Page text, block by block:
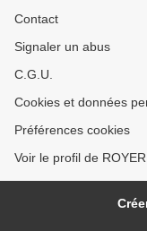
Contact
Signaler un abus
C.G.U.
Cookies et données
Préférences cookies
Voir le profil de